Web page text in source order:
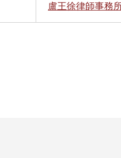
盧王徐律師事務